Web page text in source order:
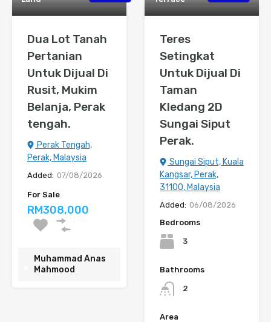
Dua Lot Tanah
Pertanian
Untuk Dijual Di
Rusit, Mukim
Belanja, Perak
tengah.
Perak Tengah,
Perak, Malaysia
Added: 07/08/2026
For Sale
RM308,000
Muhammad Anas
Mahmood
Teres
Setingkat
Untuk Dijual Di
Taman
Kledang 2D
Sungai Siput
Perak.
Sungai Siput, Kuala
Kangsar, Perak,
31100, Malaysia
Added: 06/08/2026
Bedrooms
3
Bathrooms
2
Area